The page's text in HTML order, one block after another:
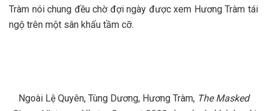
Tràm nói chung đều chờ đợi ngày được xem Hương Tràm tái
ngộ trên một sân khấu tầm cỡ.
Ngoài Lệ Quyên, Tùng Dương, Hương Tràm, The Masked